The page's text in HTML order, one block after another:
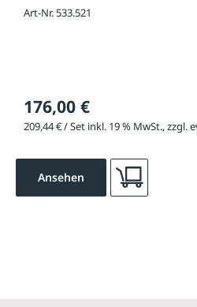
Art-Nr. 533.521
176,00 €
209,44 € / Set inkl. 19 % MwSt., zzgl.
Ansehen